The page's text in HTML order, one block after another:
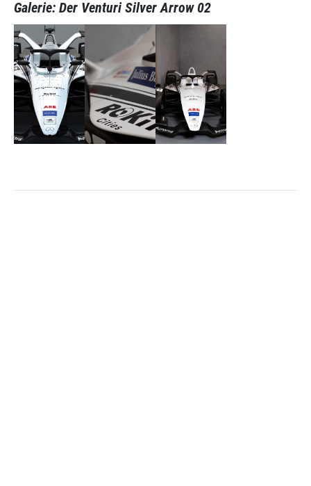
Galerie: Der Venturi Silver Arrow 02